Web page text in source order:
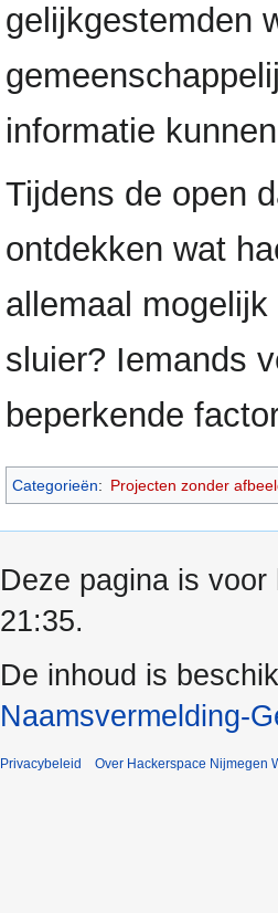
gelijkgestemden
informatie
Tijdens de open
ontdekken wat
allemaal
sluier? Iemands
beperkende
Categorieën: Projecten zonder
Deze pagina is
21:35.
De inhoud is
Naamsvermelding-
Privacybeleid Over Hackerspace Nijmegen